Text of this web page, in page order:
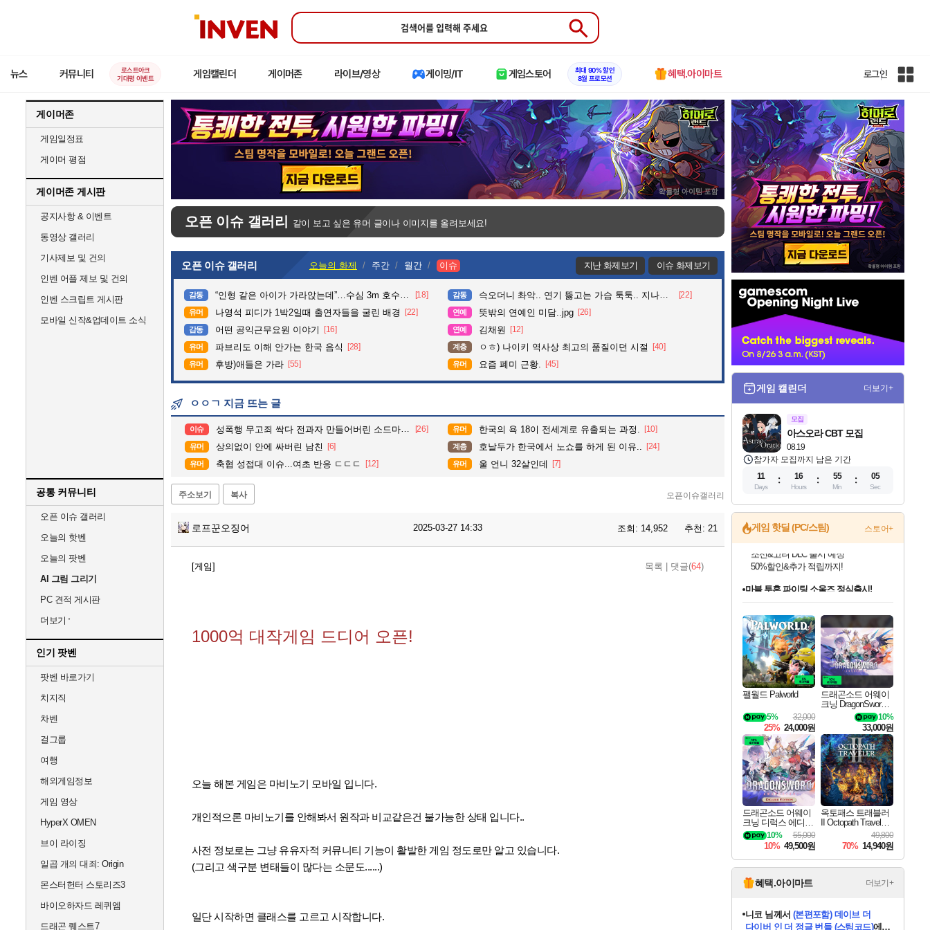
인
Submit
뉴스 커뮤니티
로스트아크
기대평 이벤트
게임캘린더 게이머존 라이브/영상 게이밍/IT 게임스토어
최대 90% 할인
8월 프로모션
혜택.아이마트 로그인
인
게이머존
게임일정표
게이머 평점
게이머존 게시판
공지사항 & 이벤트
동영상 갤러리
기사제보 및 건의
인벤 어플 제보 및 건의
인벤 스크립트 게시판
모바일 신작&업데이트 소식
공통 커뮤니티
오픈 이슈 갤러리
오늘의 핫벤
오늘의 팟벤
AI 그림 그리기
PC 견적 게시판
더보기
인기 팟벤
팟벤 바로가기
치지직
차벤
걸그룹
여행
해외게임정보
게임 영상
HyperX OMEN
브이 라이징
일곱 개의 대죄: Origin
몬스터헌터 스토리즈3
바이오하자드 레퀴엠
드래곤 퀘스트7
오픈 이슈 갤러리 같이 보고 싶은 유머 글이나 이미지를 올려보세요!
오픈 이슈 갤러리 오늘의 화제 주간 월간 이슈 지난 화제보기 이슈 화제보기
감동 “인형 같은 아이가 가라앉는데”…수심 3m 호수 뛰어든 60대 의인 [18] 감동 슥오더니 촤악.. 연기 뚫고는 가슴 툭툭.. 지나가던 아재의 정체 [22]
유머 나영석 피디가 1박2일때 출연자들을 굴린 배경 [22] 연예 뜻밖의 연예인 미담..jpg [26]
감동 어떤 공익근무요원 이야기 [16] 연예 김채원 [12]
유머 파브리도 이해 안가는 한국 음식 [28] 계층 ㅇㅎ) 나이키 역사상 최고의 품질이던 시절 [40]
유머 후방)애들은 가라 [55] 유머 요즘 폐미 근황. [45]
ㅇㅇㄱ 지금 뜨는 글
이슈 성폭행 무고죄 싹다 전과자 만들어버린 소드마스터 여검사. [26] 유머 한국의 욕 18이 전세계로 유출되는 과정. [10]
유머 상의없이 안에 싸버린 남친 [6] 계층 호날두가 한국에서 노쇼를 하게 된 이유.. [24]
유머 축협 성접대 이슈...여초 반응 ㄷㄷㄷ [12] 유머 울 언니 32살인데 [7]
주소보기 복사 오픈이슈갤러리
로프꾼오징어 2025-03-27 14:33 조회: 14,952 추천: 21
[게임] 목록 댓글(64)
1000억 대작게임 드디어 오픈!
오늘 해본 게임은 마비노기 모바일 입니다.
개인적으론 마비노기를 안해봐서 원작과 비교같은건 불가능한 상태 입니다..
사전 정보로는 그냥 유유자적 커뮤니티 기능이 활발한 게임 정도로만 알고 있습니다.
(그리고 색구분 변태들이 많다는 소문도......)
일단 시작하면 클래스를 고르고 시작합니다.
벤
게임 캘린더 더보기+
모집
08.19
아스오라 CBT 모집
참가자 모집까지 남은 기간
11
Days
16
Hours
55
Min
03
Sec
게임 핫딜 (PC/스팀) 스토어+
최대 90% 할인가를 만나보세요!
네이버혜택과 함께 만나보세요!
50%할인&추가 적립까지!
마블 투혼 파이팅 소울즈 정식출시!
마블 히어로 총 출동&화려한 격투!
네이버 포인트 혜택까지!
이니&베니 혜택까지!
네이버 혜택가와 함께 예약하세요!
할인&네이버혜택으로 만나보세요!
네이버페이 혜택과 만나보세요!
40주년 프로모션으로 만나보세요!
할인가에 만나보세요!
일부 에디션 상시 할인!
혜택으로 예약 판매 중
편안하게 충전하세요
팰월드 Palworld
32,000
5%
25% 24,000원
드래곤소드 어웨이
크닝 DragonSword A
10%
33,000원
드래곤소드 어웨이
크닝 디럭스 에디션
DragonSword Awake
ning Deluxe Edition
55,000
10%
10% 49,500원
옥토패스 트래블러
II Octopath Traveler I
49,800
70% 14,940원
혜택.아이마트 더보기+
니코님께서 (본편포함) 데이브 더
다이버 인 더 정글 번들 (스팀코드)에